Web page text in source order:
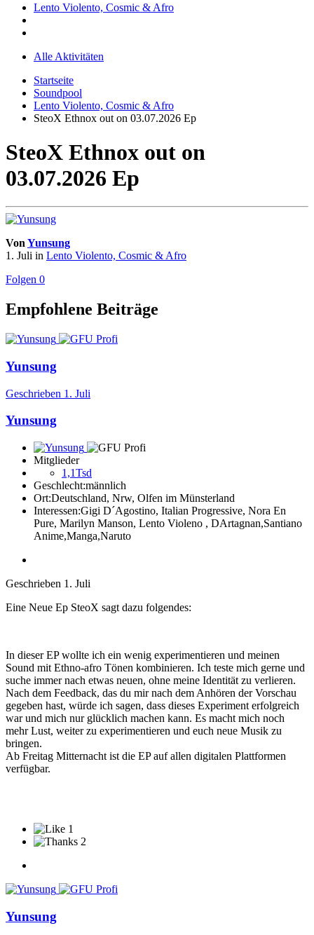
Lento Violento, Cosmic & Afro
Alle Aktivitäten
Startseite
Soundpool
Lento Violento, Cosmic & Afro
SteoX Ethnox out on 03.07.2026 Ep
SteoX Ethnox out on
03.07.2026 Ep
VonYunsung
1. Juli in Lento Violento, Cosmic & Afro
Folgen 0
Empfohlene Beiträge
Yunsung
Geschrieben 1. Juli
Yunsung
Mitglieder
1,1Tsd
Geschlecht:männlich
Ort:Deutschland, Nrw, Olfen im Münsterland
Interessen:Gigi D´Agostino, Italian Progressive, Nora En
Pure, Marilyn Manson, Lento Violeno , DArtagnan,Santiano
Anime,Manga,Naruto
Geschrieben 1. Juli
Eine Neue Ep SteoX sagt dazu folgendes:
In dieser EP wollte ich ein wenig experimentieren und meinen
Sound mit Ethno-afro Tönen kombinieren. Ich teste mich gerne und
suche immer nach etwas neuen, ohne meine Identität zu verlieren.
Nach dem Feedback, das du mir nach dem Anhören der Vorschau
gegeben hast, würde ich sagen, dass dieses Experiment erfolgreich
war und mich nur glücklich machen kann. Es macht mich noch
mehr Lust, weiter zu experimentieren und euch neue Musik zu
bringen.
Ab Freitag Mitternacht ist die EP auf allen digitalen Plattformen
verfügbar.
1
2
Yunsung